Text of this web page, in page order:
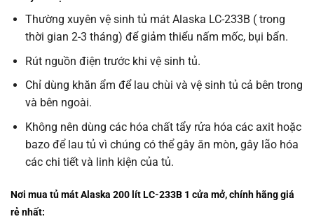
Thường xuyên vệ sinh tủ mát Alaska LC-233B ( trong
thời gian 2-3 tháng) để giảm thiểu nấm mốc, bụi bẩn.
Rút nguồn điện trước khi vệ sinh tủ.
Chỉ dùng khăn ẩm để lau chùi và vệ sinh tủ cả bên trong
và bên ngoài.
Không nên dùng các hóa chất tẩy rửa hóa các axit hoặc
bazo để lau tủ vì chúng có thể gây ăn mòn, gây lão hóa
các chi tiết và linh kiện của tủ.
Nơi mua tủ mát Alaska 200 lít LC-233B 1 cửa mở, chính hãng giá
rẻ nhất: